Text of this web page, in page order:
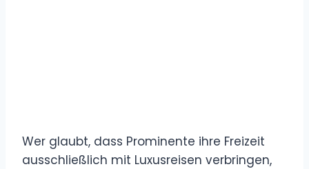
Wer glaubt, dass Prominente ihre Freizeit
ausschließlich mit Luxusreisen verbringen,